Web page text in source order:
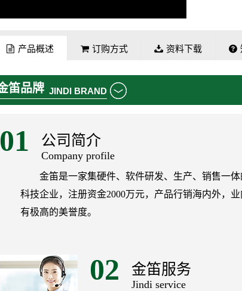
产品概述 订购方式 资料下载
笛品牌 JINDI BRAND
01 公司简介
Company profile
金笛是一家集硬件、软件研发、生产、销售一体
科技企业，注册资金2000万元，产品行销海内外，
有极高的美誉度。
02 金笛服务
Jindi service